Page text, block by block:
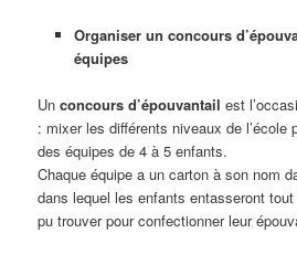
Organiser un concours
équipes
Unconcours d’épouvantail est
: mixer les différents niveaux de l’école
des équipes de 4 à 5 enfants.
Chaque équipe a un carton à son nom
dans lequel les enfants entasseront
pu trouver pour confectionner leur